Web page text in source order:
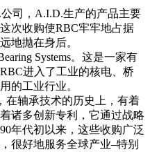
司，A.I.D.生产的产品主要
次收购使RBC牢牢地占据
地抛在身后。
Systems。这是一家有
进入了工业的核电、桥
的工业行业。
轴承技术的历史上，有着
诸多创新专利，它通过战略
年代初以来，这些收购广泛
很好地服务全球产业–特别